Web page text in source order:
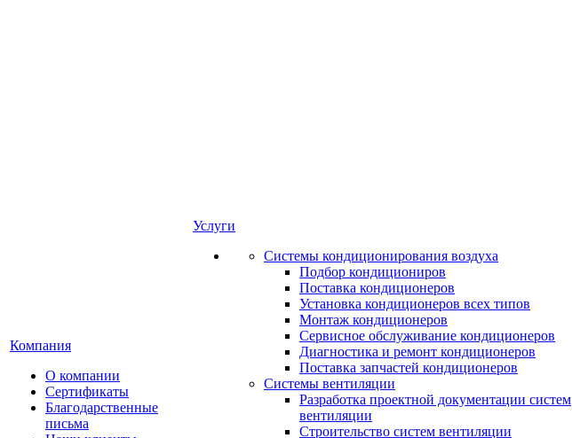
Компания
О компании
Сертификаты
Благодарственные
письма
Услуги
Системы кондиционирования воздуха
Подбор кондициониров
Поставка кондиционеров
Установка кондиционеров всех типов
Монтаж кондиционеров
Сервисное обслуживание кондиционеров
Диагностика и ремонт кондиционеров
Поставка запчастей кондиционеров
Системы вентиляции
Разработка проектной документации систем
вентиляции
Строительство систем вентиляции